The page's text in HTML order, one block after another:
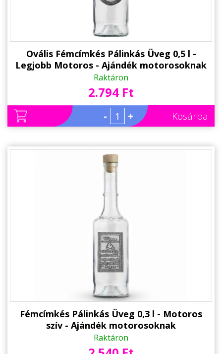
Ovális Fémcímkés Pálinkás Üveg 0,5 l -
Legjobb Motoros - Ajándék motorosoknak
Raktáron
2.794 Ft
- + Kosárba
Fémcímkés Pálinkás Üveg 0,3 l - Motoros
szív - Ajándék motorosoknak
Raktáron